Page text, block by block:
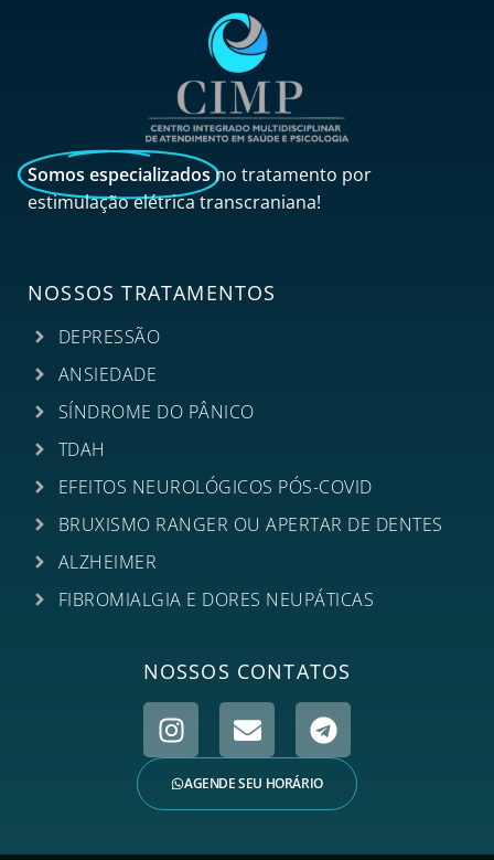
Somos especializadosno tratamento por
estimulação elétrica transcraniana!
NOSSOS TRATAMENTOS
DEPRESSÃO
ANSIEDADE
SÍNDROME DO PÂNICO
TDAH
EFEITOS NEUROLÓGICOS PÓS-COVID
BRUXISMO RANGER OU APERTAR DE DENTES
ALZHEIMER
FIBROMIALGIA E DORES NEUPÁTICAS
NOSSOS CONTATOS
AGENDE SEU HORÁRIO